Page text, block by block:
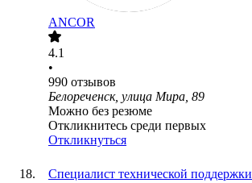
ANCOR
4.1
•
990 отзывов
Белореченск, улица Мира, 89
Можно без резюме
Откликнитесь среди первых
Откликнуться
Специалист технической поддержки